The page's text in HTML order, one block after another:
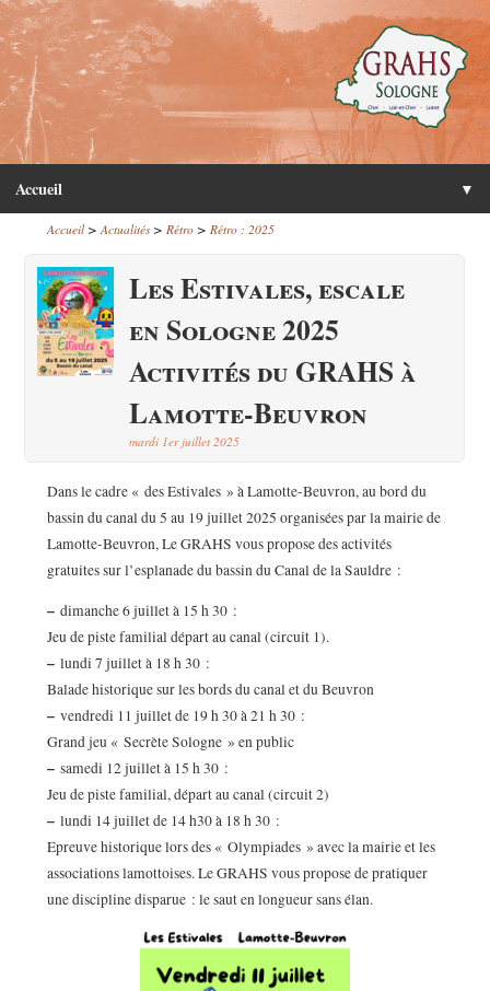
Accueil ▼
Accueil> Actualités> Rétro> Rétro : 2025
Les Estivales, escale
en Sologne 2025
Activités du GRAHS à
Lamotte-Beuvron
mardi 1er juillet 2025
Dans le cadre « des Estivales » à Lamotte-Beuvron, au bord du
bassin du canal du 5 au 19 juillet 2025 organisées par la mairie de
Lamotte-Beuvron, Le GRAHS vous propose des activités
gratuites sur l’esplanade du bassin du Canal de la Sauldre :
–dimanche 6 juillet à 15 h 30 :
Jeu de piste familial départ au canal (circuit 1).
–lundi 7 juillet à 18 h 30 :
Balade historique sur les bords du canal et du Beuvron
–vendredi 11 juillet de 19 h 30 à 21 h 30 :
Grand jeu « Secrète Sologne » en public
–samedi 12 juillet à 15 h 30 :
Jeu de piste familial, départ au canal (circuit 2)
–lundi 14 juillet de 14 h30 à 18 h 30 :
Epreuve historique lors des « Olympiades » avec la mairie et les
associations lamottoises. Le GRAHS vous propose de pratiquer
une discipline disparue : le saut en longueur sans élan.